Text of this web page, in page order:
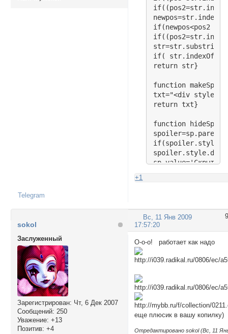
if(newpos<pos2
if(
return str}
function
txt="<div
return txt}
function
sp.value='Скрыть'}
for(x in elm)
var post=elm[x]
+1
Telegram
9
Вс, 11 Янв 2009
17:57:20
sokol
Заслуженный
Зарегистрирован: Чт, 6 Дек 2007
Сообщений: 250
Уважение: +13
Позитив: +4
О-о-о! работает как надо
еще плюсик в вашу копилку)
Отредактировано sokol (Вс, 11